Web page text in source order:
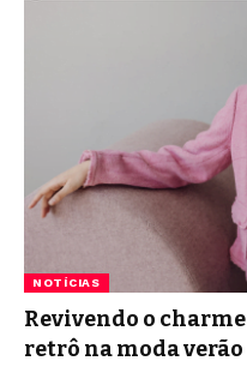
NOTÍCIAS
Revivendo o
retrô na moda